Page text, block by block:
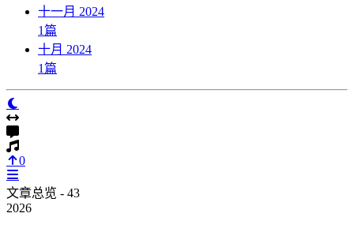
十一月 2024
1篇
十月 2024
1篇
0
文章总览 - 43
2026